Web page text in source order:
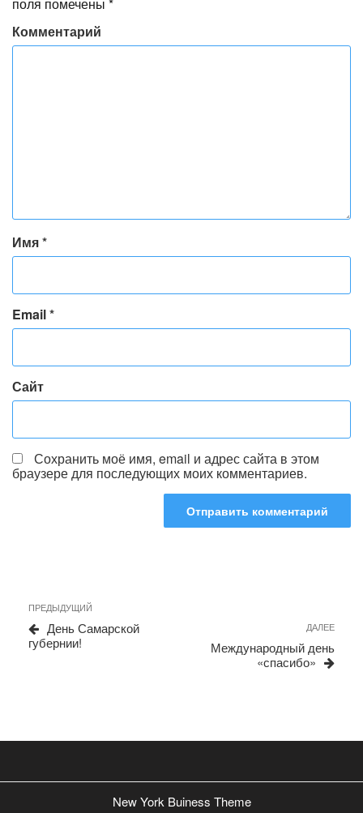
Комментарий
Имя*
Email*
Сайт
Сохранить моё имя, email и адрес сайта в этом
браузере для последующих моих комментариев.
Навигация
по
записям
Предыдущая
запись
ПРЕДЫДУЩИЙ
День Самарской
губернии!
ДАЛЕЕ
Международный день
«спасибо»
New York Buiness Theme